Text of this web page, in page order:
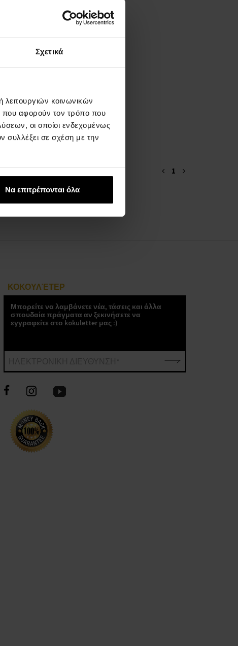
Σχετικά
κοινωνικών
που αφορούν τον τρόπο που
οι οποίοι ενδεχομένως
συλλέξει σε σχέση με την
Να επιτρέπονται όλα
1
ΚΟΚΟΥΛΈΤΕΡ
Μπορείτε να λαμβάνετε νέα, τάσεις και άλλα
σπουδαία πράγματα αν ξεκινήσετε να
εγγραφείτε στο kokuletter μας :)